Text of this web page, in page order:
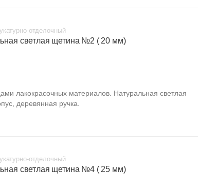
отделочный
светлая щетина №2 ( 20 мм)
лакокрасочных материалов. Натуральная светлая
деревянная ручка.
отделочный
светлая щетина №4 ( 25 мм)